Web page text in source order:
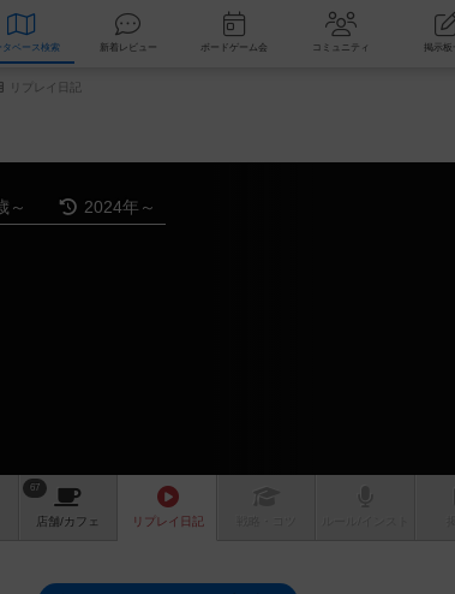
データベース 検索 新着レビュー ボードゲーム会 コミュニティ
リプレイ日記
～ 2024年～
67
店舗/カフェ リプレイ 日記